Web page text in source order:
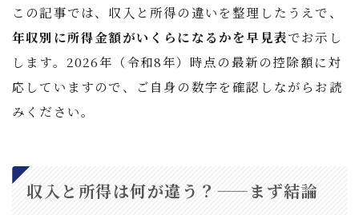
この記事では、収入と所得の違いを整理したうえで、
年収別に所得金額がいくらになるかを早見表でお示し
します。2026年（令和8年）時点の最新の控除額に対
応していますので、ご自身の数字を確認しながらお読
みください。
収入と所得は何が違う？——まず結論